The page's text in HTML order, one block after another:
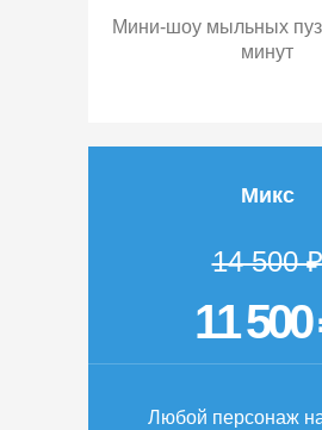
Мини-шоу мыльных
минут
Микс
14 500 ₽
11 500
Любой персонаж